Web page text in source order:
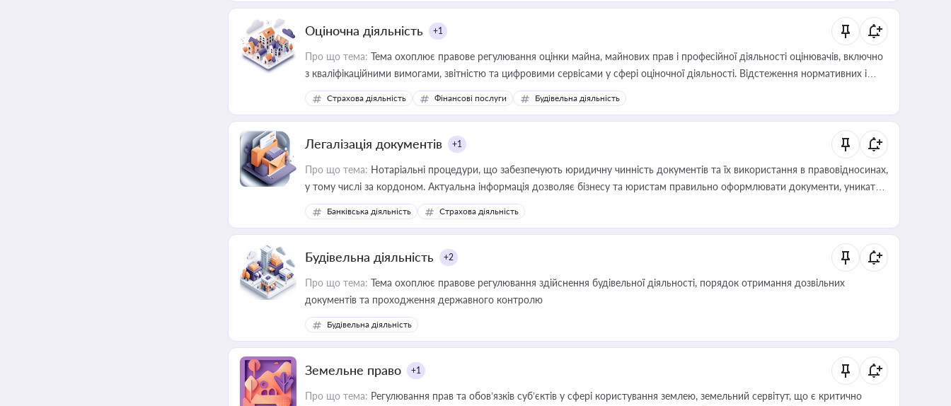
Оціночна діяльність +1
Про що тема: Тема охоплює правове регулювання оцінки майна, майнових прав і професійної діяльності оцінювачів, включно
з кваліфікаційними вимогами, звітністю та цифровими сервісами у сфері оціночної діяльності. Відстеження нормативних і
медійних змін у цій сфері корисне для власника бізнесу, керівника, юриста або бухгалтера під час оподаткування,
приватизації, оренди державного майна, корпоративних угод і перевірки статусу суб'єктів оціночної діяльності
Страхова діяльність Фінансові послуги Будівельна діяльність
Легалізація документів +1
Про що тема: Нотаріальні процедури, що забезпечують юридичну чинність документів та їх використання в правовідносинах,
у тому числі за кордоном. Актуальна інформація дозволяє бізнесу та юристам правильно оформлювати документи, уникати
ризиків недійсності та забезпечувати їх належне прийняття органами влади та контрагентами
Банківська діяльність Страхова діяльність
Будівельна діяльність +2
Про що тема: Тема охоплює правове регулювання здійснення будівельної діяльності, порядок отримання дозвільних
документів та проходження державного контролю
Будівельна діяльність
Земельне право +1
Про що тема: Регулювання прав та обов’язків суб’єктів у сфері користування землею, земельний сервітут, що є критично